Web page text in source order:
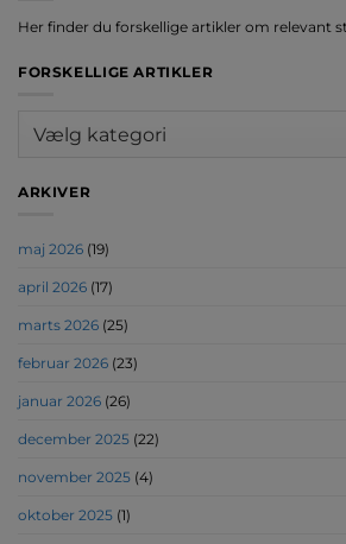
Her finder du forskellige artikler om relevant
FORSKELLIGE ARTIKLER
artikler
ARKIVER
maj 2026 (19)
april 2026 (17)
marts 2026 (25)
februar 2026 (23)
januar 2026 (26)
december 2025 (22)
november 2025 (4)
oktober 2025 (1)